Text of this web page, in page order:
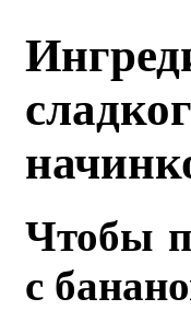
Чтобы
с